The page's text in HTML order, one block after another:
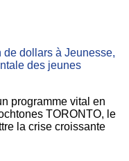
de dollars à Jeunesse,
des jeunes
programme vital en
TORONTO, le
la crise croissante